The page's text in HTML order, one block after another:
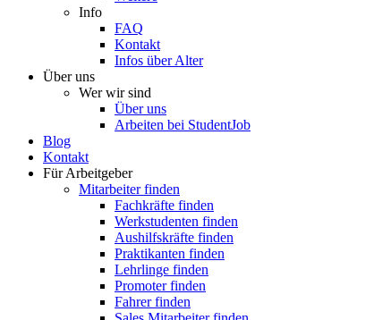
Info
FAQ
Kontakt
Infos über Alter
Über uns
Wer wir sind
Über uns
Arbeiten bei StudentJob
Blog
Kontakt
Für Arbeitgeber
Mitarbeiter finden
Fachkräfte finden
Werkstudenten finden
Aushilfskräfte finden
Praktikanten finden
Lehrlinge finden
Promoter finden
Fahrer finden